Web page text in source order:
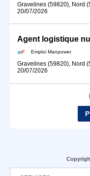
Gravelines (59820), Nord
20/07/2026
Agent logistique
Emploi Manpower
Gravelines (59820), Nord
20/07/2026